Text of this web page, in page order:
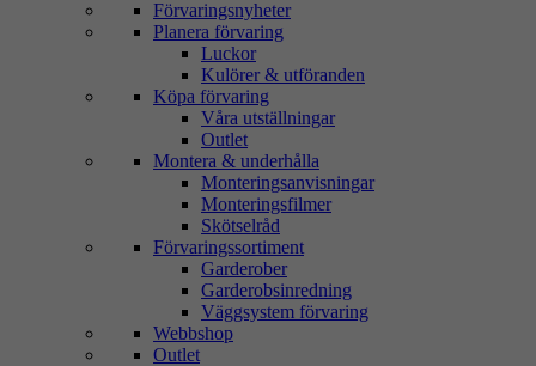
Förvaringsnyheter
Planera förvaring
Luckor
Kulörer & utföranden
Köpa förvaring
Våra utställningar
Outlet
Montera & underhålla
Monteringsanvisningar
Monteringsfilmer
Skötselråd
Förvaringssortiment
Garderober
Garderobsinredning
Väggsystem förvaring
Webbshop
Outlet